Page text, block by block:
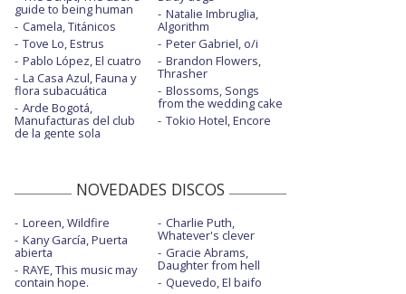
guide to being human
Camela, Titánicos
Tove Lo, Estrus
Pablo López, El cuatro
La Casa Azul, Fauna y
flora subacuática
Arde Bogotá,
Manufacturas del club
de la gente sola
Natalie Imbruglia,
Algorithm
Peter Gabriel, o/i
Brandon Flowers,
Thrasher
Blossoms, Songs
from the wedding cake
Tokio Hotel, Encore
NOVEDADES DISCOS
Loreen, Wildfire
Kany García, Puerta
abierta
RAYE, This music may
contain hope.
Charlie Puth,
Whatever's clever
Gracie Abrams,
Daughter from hell
Quevedo, El baifo